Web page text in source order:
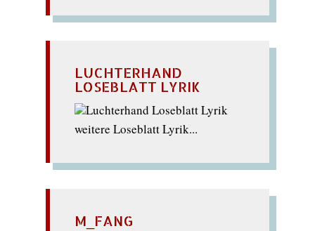
LUCHTERHAND
LOSEBLATT LYRIK
weitere Loseblatt Lyrik...
M_FANG